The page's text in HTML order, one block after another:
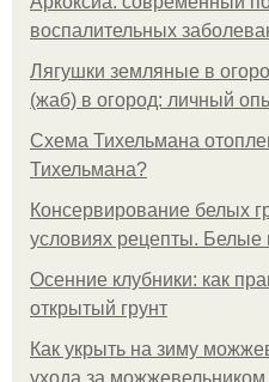
воспалительных
Лягушки земляные в
(жаб) в огород: личный
Схема Тихельмана
Тихельмана?
Консервирование белых
условиях рецепты. Белые
Осенние клубники: как
открытый грунт
Как укрыть на зиму
ухода за можжевельником